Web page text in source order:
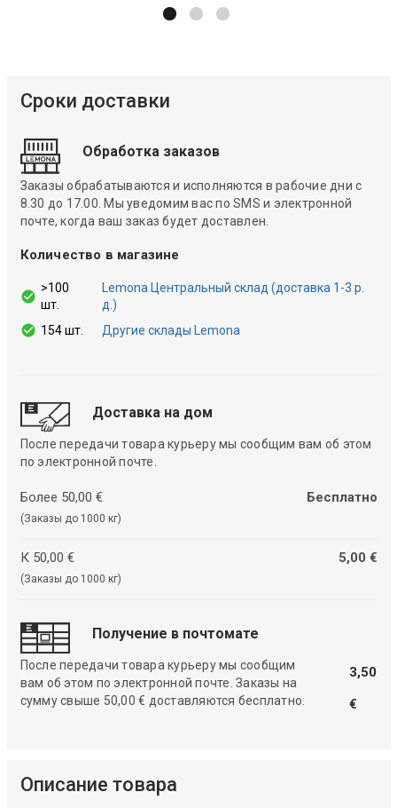
Сроки доставки
Обработка заказов
Заказы обрабатываются и исполняются в рабочие дни с
8.30 до 17.00. Мы уведомим вас по SMS и электронной
почте, когда ваш заказ будет доставлен.
Количество в магазине
>100
шт.
Lemona Центральный склад (доставка 1-3 р.
д.)
154 шт.
Другие склады Lemona
Доставка на дом
После передачи товара курьеру мы сообщим вам об этом
по электронной почте.
Более 50,00 €
(Заказы до 1000 кг)
Бесплатно
К 50,00 €
(Заказы до 1000 кг)
5,00 €
Получение в почтомате
После передачи товара курьеру мы сообщим
вам об этом по электронной почте. Заказы на
сумму свыше 50,00 € доставляются бесплатно.
3,50
€
Описание товара